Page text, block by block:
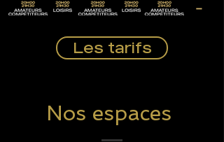
Les tarifs
Nos espaces